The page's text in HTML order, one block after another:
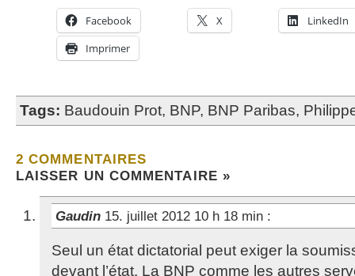
Facebook X
LinkedIn
Imprimer
Tags: Baudouin Prot, BNP, BNP Paribas,
2 COMMENTAIRES
LAISSER UN COMMENTAIRE »
Gaudin 15. juillet 2012 10 h 18 min :
Seul un état dictatorial peut exiger la
devant l’état. La BNP comme les autres